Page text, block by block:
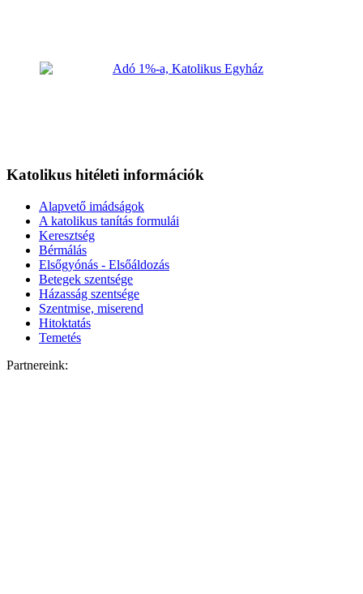
Katolikus hitéleti információk
Alapvető imádságok
A katolikus tanítás formulái
Keresztség
Bérmálás
Elsőgyónás - Elsőáldozás
Betegek szentsége
Házasság szentsége
Szentmise, miserend
Hitoktatás
Temetés
Partnereink: